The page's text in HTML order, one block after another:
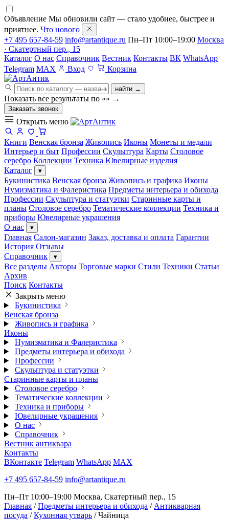
Объявление Мы обновили сайт — стало удобнее, быстрее и
приятнее. Что нового
+7 495 657-84-59 info@artantique.ru Пн–Пт 10:00–19:00 Москва
· Скатертный пер., 15
Каталог О нас Справочник Вестник Контакты ВК WhatsApp
Telegram MAX Вход Корзина
найти →
Показать все результаты по «» →
Заказать звонок
Открыть меню
Книги Венская бронза Живопись Иконы Монеты и медали
Интерьер и быт Профессии Скульптура Карты Столовое
серебро Коллекции Техника Ювелирные изделия
Каталог
▾
Букинистика Венская бронза Живопись и графика Иконы
Нумизматика и Фалеристика Предметы интерьера и обихода
Профессии Скульптура и статуэтки Старинные карты и
планы Столовое серебро Тематические коллекции Техника и
приборы Ювелирные украшения
О нас
▾
Главная Салон-магазин Заказ, доставка и оплата Гарантии
История Отзывы
Справочник
▾
Все разделы Авторы Торговые марки Стили Техники Статьи
Архив
Поиск Контакты
Закрыть меню
Букинистика
Венская бронза
Живопись и графика
Иконы
Нумизматика и Фалеристика
Предметы интерьера и обихода
Профессии
Скульптура и статуэтки
Старинные карты и планы
Столовое серебро
Тематические коллекции
Техника и приборы
Ювелирные украшения
О нас
Справочник
Вестник антиквара
Контакты
ВКонтакте Telegram WhatsApp MAX
+7 495 657-84-59 info@artantique.ru
Пн–Пт 10:00–19:00 Москва, Скатертный пер., 15
Главная / Предметы интерьера и обихода / Антикварная
посуда / Кухонная утварь / Чайница